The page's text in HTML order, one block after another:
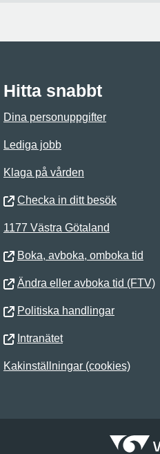
Hitta snabbt
Dina personuppgifter
Lediga jobb
Klaga på vården
Checka in ditt besök
1177 Västra Götaland
Boka, avboka, omboka tid
Ändra eller avboka tid (FTV)
Politiska handlingar
Intranätet
Kakinställningar (cookies)